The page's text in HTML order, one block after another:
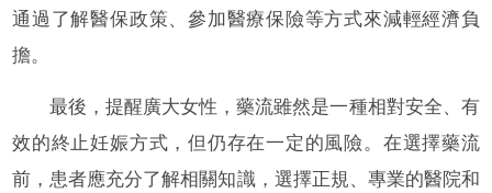
通過了解醫保政策、參加醫療保險等方式來減輕經濟負
擔。
最後，提醒廣大女性，藥流雖然是一種相對安全、有
效的終止妊娠方式，但仍存在一定的風險。在選擇藥流
前，患者應充分了解相關知識，選擇正規、專業的醫院和